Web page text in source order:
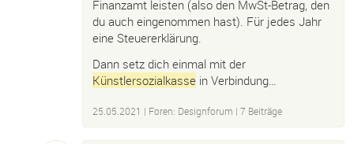
Finanzamt leisten (also den MwSt-Betrag, den
du auch eingenommen hast). Für jedes Jahr
eine Steuererklärung.
Dann setz dich einmal mit der
Künstlersozialkasse in Verbindung…
25.05.2021 | Foren: Designforum | 7 Beiträge